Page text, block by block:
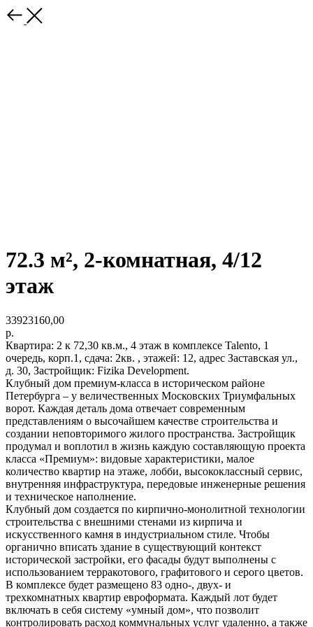
72.3 м², 2-комнатная, 4/12
этаж
33923160,00
р.
Квартира: 2 к 72,30 кв.м., 4 этаж в комплексе Talento, 1
очередь, корп.1, сдача: 2кв. , этажей: 12, адрес Заставская ул.,
д. 30, Застройщик: Fizika Development.
Клубный дом премиум-класса в историческом районе
Петербурга – у величественных Московских Триумфальных
ворот. Каждая деталь дома отвечает современным
представлениям о высочайшем качестве строительства и
создании неповторимого жилого пространства. Застройщик
продумал и воплотил в жизнь каждую составляющую проекта
класса «Премиум»: видовые характеристики, малое
количество квартир на этаже, лобби, высококлассный сервис,
внутренняя инфраструктура, передовые инженерные решения
и техническое наполнение.
Клубный дом создается по кирпично-монолитной технологии
строительства с внешними стенами из кирпича и
искусственного камня в индустриальном стиле. Чтобы
органично вписать здание в существующий контекст
исторической застройки, его фасады будут выполнены с
использованием терракотового, графитового и серого цветов.
В комплексе будет размещено 83 одно-, двух- и
трехкомнатных квартир евроформата. Каждый лот будет
включать в себя систему «умный дом», что позволит
контролировать расход коммунальных услуг удаленно, а также